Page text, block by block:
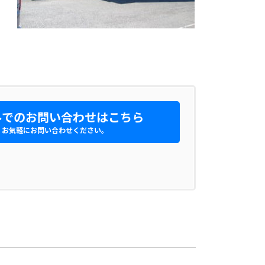
のお問い合わせはこちら
お気軽にお問い合わせください。